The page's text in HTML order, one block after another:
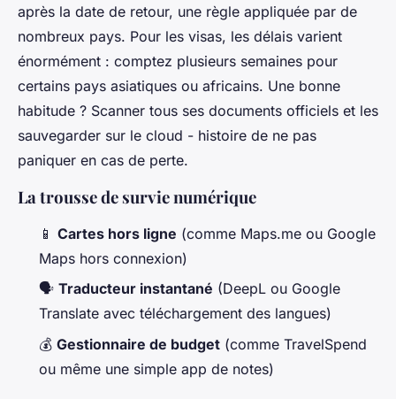
après la date de retour, une règle appliquée par de
nombreux pays. Pour les visas, les délais varient
énormément : comptez plusieurs semaines pour
certains pays asiatiques ou africains. Une bonne
habitude ? Scanner tous ses documents officiels et les
sauvegarder sur le cloud - histoire de ne pas
paniquer en cas de perte.
La trousse de survie numérique
📱 Cartes hors ligne (comme Maps.me ou Google
Maps hors connexion)
🗣️ Traducteur instantané (DeepL ou Google
Translate avec téléchargement des langues)
💰 Gestionnaire de budget (comme TravelSpend
ou même une simple app de notes)